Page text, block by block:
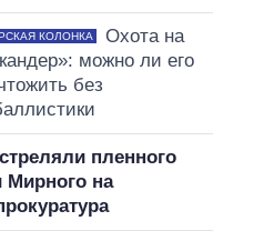
КОЛОНКА
Охота на
можно ли его
без
пленного
Мирного на